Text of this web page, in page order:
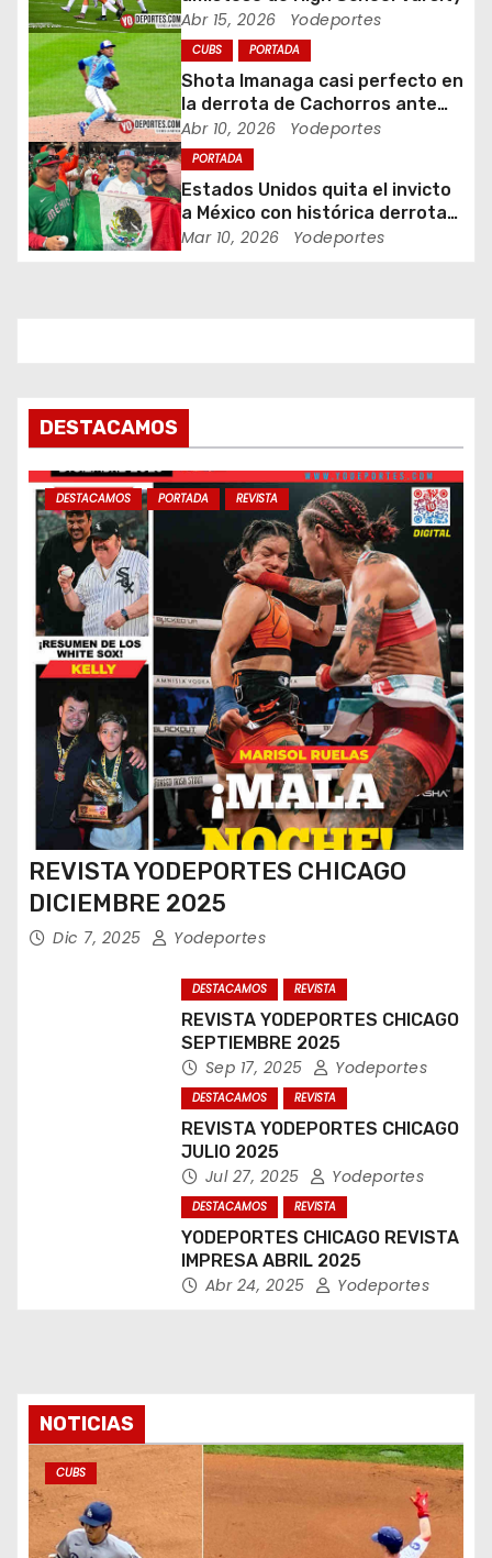
d
e
e
n
t
r
s
Abr 15, 2026 Yodeportes
CUBS PORTADA
Shota Imanaga casi perfecto en
la derrota de Cachorros ante
Piratas
Abr 10, 2026 Yodeportes
PORTADA
Estados Unidos quita el invicto
a México con histórica derrota
en Clásico Mundial de Béisbol
Mar 10, 2026 Yodeportes
DESTACAMOS
DESTACAMOS PORTADA REVISTA
REVISTA YODEPORTES CHICAGO
DICIEMBRE 2025
Dic 7, 2025 Yodeportes
DESTACAMOS REVISTA
REVISTA YODEPORTES CHICAGO
SEPTIEMBRE 2025
Sep 17, 2025 Yodeportes
DESTACAMOS REVISTA
REVISTA YODEPORTES CHICAGO
JULIO 2025
Jul 27, 2025 Yodeportes
DESTACAMOS REVISTA
YODEPORTES CHICAGO REVISTA
IMPRESA ABRIL 2025
Abr 24, 2025 Yodeportes
NOTICIAS
CUBS